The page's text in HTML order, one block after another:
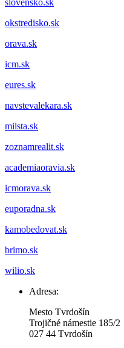
slovensko.sk
okstredisko.sk
orava.sk
icm.sk
eures.sk
navstevalekara.sk
milsta.sk
zoznamrealit.sk
academiaoravia.sk
icmorava.sk
euporadna.sk
kamobedovat.sk
brimo.sk
wilio.sk
Adresa:
Mesto Tvrdošín
Trojičné námestie 185/2
027 44 Tvrdošín